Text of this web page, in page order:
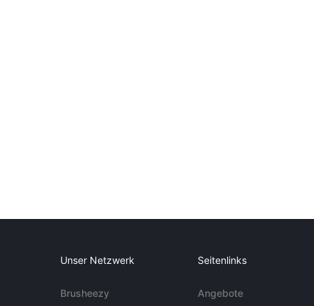
Unser Netzwerk
Brusheezy
Seitenlinks
Angebote